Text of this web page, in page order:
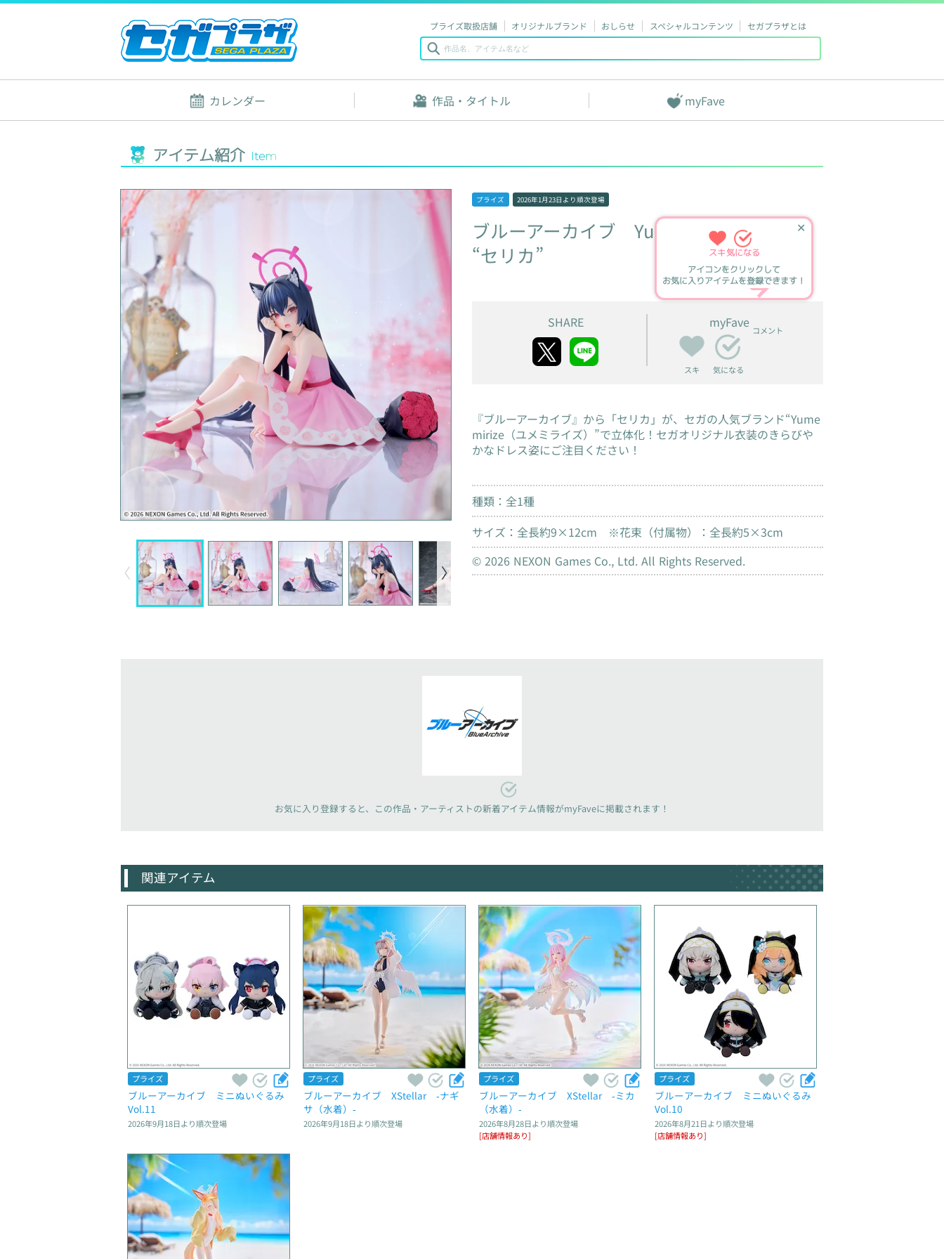
プライズ取扱店舗 オリジナルブランド おしらせ スペシャルコンテンツ セガプラザとは
カレンダー 作品・タイトル myFave
アイテム紹介 Item
プライズ 2026年1月23日 より順次登場
ブルーアーカイブ
Yumemirize
“セリカ”
✕
スキ気になる
アイコンをクリックして
お気に入りアイテムを登録できます！
SHARE myFave
スキ 気になる
コメント
『ブルーアーカイブ』から「セリカ」が、セガの人気ブランド“Yume
mirize（ユメミライズ）”で立体化！セガオリジナル衣装のきらびや
かなドレス姿にご注目ください！
種類：全1種
サイズ：全長約9×12cm ※花束（付属物）：全長約5×3cm
© 2026 NEXON Games Co., Ltd. All Rights Reserved.
お気に入り登録すると、 この作品・アーティストの新着アイテム情報がmyFaveに掲載されます！
関連アイテム
プライズ
ブルーアーカイブ　ミニぬいぐるみ
Vol.11
2026年9月18日より順次登場
プライズ
ブルーアーカイブ　XStellar　‐ナギ
サ（水着）‐
2026年9月18日より順次登場
プライズ
ブルーアーカイブ　XStellar　‐ミカ
（水着）‐
2026年8月28日より順次登場
[店舗情報あり]
プライズ
ブルーアーカイブ　ミニぬいぐるみ
Vol.10
2026年8月21日より順次登場
[店舗情報あり]